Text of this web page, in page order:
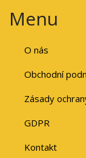
Menu
O nás
Obchodní
Zásady
GDPR
Kontakt